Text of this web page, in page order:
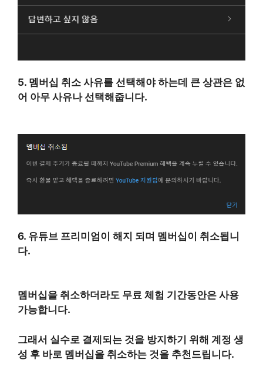
5. 멤버십 취소 사유를 선택해야 하는데 큰 상관은 없
어 아무 사유나 선택해줍니다.
6. 유튜브 프리미엄이 해지 되며 멤버십이 취소됩니
다.
멤버십을 취소하더라도 무료 체험 기간동안은 사용
가능합니다.
그래서 실수로 결제되는 것을 방지하기 위해 계정 생
성 후 바로 멤버십을 취소하는 것을 추천드립니다.